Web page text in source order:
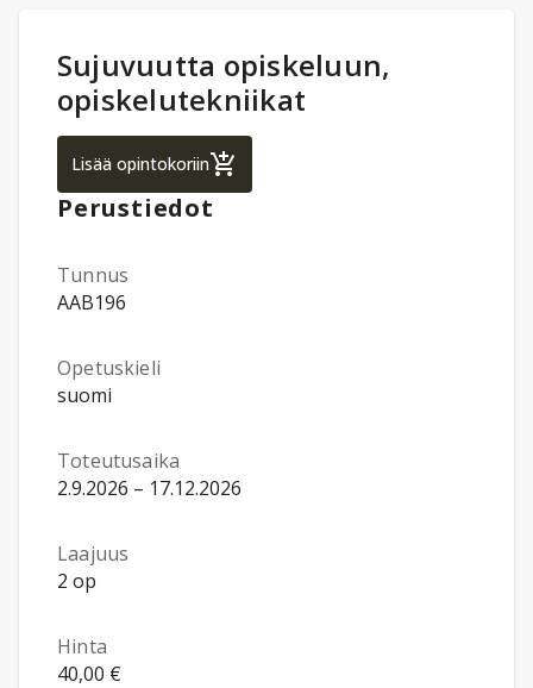
Opintotiedot:
Sujuvuutta opiskeluun,
opiskelutekniikat
Lisää opintokoriinSujuvuutta opiskeluun, opiskelutekniikat
Perustiedot
Tunnus
AAB196
Opetuskieli
suomi
Toteutusaika
2.9.2026 – 17.12.2026
Laajuus
2 op
Hinta
40,00 €